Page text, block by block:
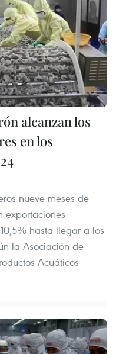
alcanzan los
en los
nueve meses de
exportaciones
hasta llegar a los
la Asociación de
Acuáticos